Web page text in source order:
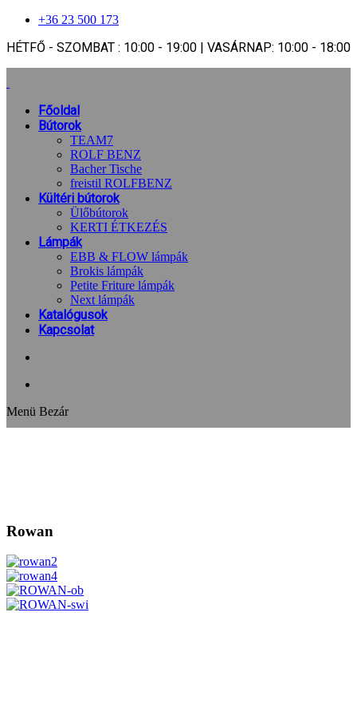
+36 23 500 173
HÉTFŐ - SZOMBAT : 10:00 - 19:00 | VASÁRNAP: 10:00 - 18:00
Főoldal
Bútorok
TEAM7
ROLF BENZ
Bacher Tische
freistil ROLFBENZ
Kültéri bútorok
Ülőbútorok
KERTI ÉTKEZÉS
Lámpák
EBB & FLOW lámpák
Brokis lámpák
Petite Friture lámpák
Next lámpák
Katalógusok
Kapcsolat
Menü Bezár
Rowan